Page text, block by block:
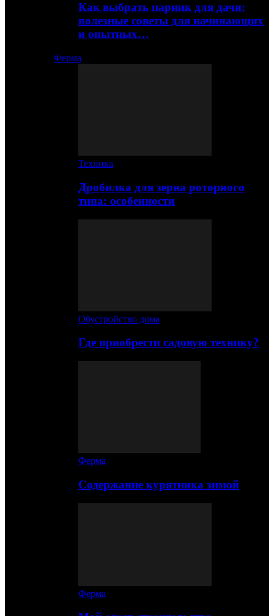
Как выбрать парник для дачи:
полезные советы для начинающих
и опытных…
Ферма
Техника
Дробилка для зерна роторного
типа: особенности
Обустройство дома
Где приобрести садовую технику?
Ферма
Содержание курятника зимой
Ферма